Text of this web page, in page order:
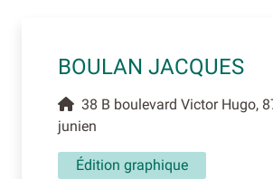
BOULAN JACQUES
38 B boulevard Victor Hugo,
junien
Édition graphique